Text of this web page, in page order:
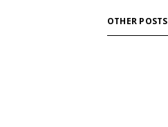
OTHER POSTS